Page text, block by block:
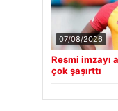
07/08/2026
Resmi imzayı
çok şaşırttı